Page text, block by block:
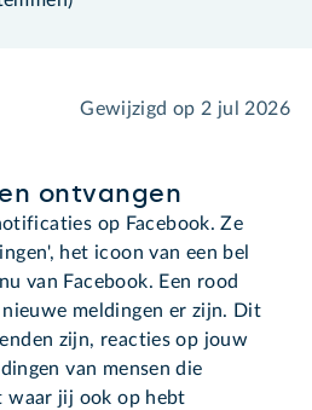
Gewijzigd op2 jul 2026
ontvangen
op Facebook. Ze
het icoon van een bel
van Facebook. Een rood
meldingen er zijn. Dit
zijn, reacties op jouw
van mensen die
waar jij ook op hebt